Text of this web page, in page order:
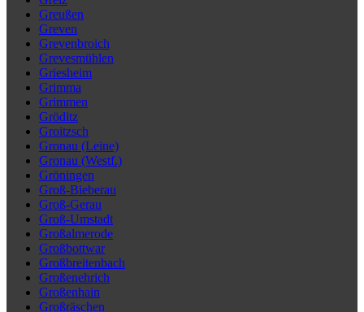
Greußen
Greven
Grevenbroich
Grevesmühlen
Griesheim
Grimma
Grimmen
Gröditz
Groitzsch
Gronau (Leine)
Gronau (Westf.)
Gröningen
Groß-Bieberau
Groß-Gerau
Groß-Umstadt
Großalmerode
Großbottwar
Großbreitenbach
Großenehrich
Großenhain
Großräschen